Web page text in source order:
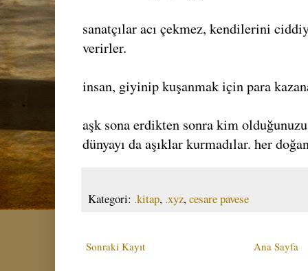
sanatçılar acı çekmez, kendilerini
verirler.
insan, giyinip kuşanmak için para
aşk sona erdikten sonra kim
dünyayı da aşıklar kurmadılar. her
Kategori: .kitap, .xyz,cesare pavese
Sonraki Kayıt Ana Sayfa